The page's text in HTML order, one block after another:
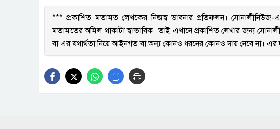
*** প্রকাশিত মতামত লেখকের নিজস্ব ভাবনার প্রতিফলন।
মতামতের অমিল থাকাটা স্বাভাবিক। তাই এখানে প্রকাশিত লেখার জন্য
বা এর যথার্থতা নিয়ে আইনগত বা অন্য কোনও ধরনের কোনও দায় নেবে না। এর